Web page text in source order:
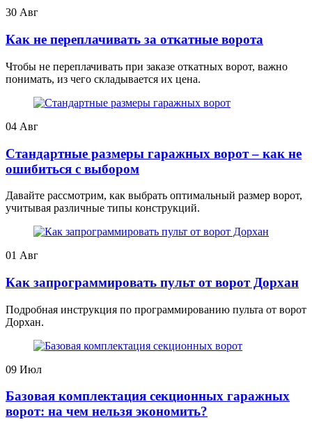
30 Авг
Как не переплачивать за откатные ворота
Чтобы не переплачивать при заказе откатных ворот, важно
понимать, из чего складывается их цена.
04 Авг
Стандартные размеры гаражных ворот – как не
ошибиться с выбором
Давайте рассмотрим, как выбрать оптимальный размер ворот,
учитывая различные типы конструкций.
01 Авг
Как запрограммировать пульт от ворот Дорхан
Подробная инструкция по программированию пульта от ворот
Дорхан.
09 Июл
Базовая комплектация секционных гаражных
ворот: на чем нельзя экономить?